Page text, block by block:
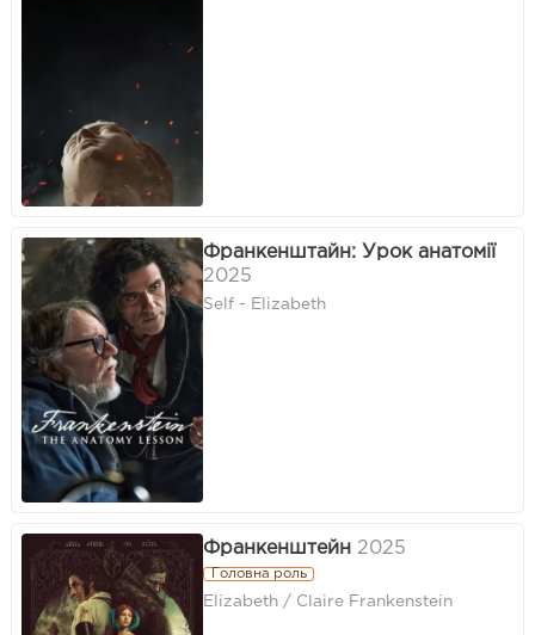
Франкенштайн: Урок анатомії
2025
Self - Elizabeth
Франкенштейн 2025
Головна роль
Elizabeth / Claire Frankenstein